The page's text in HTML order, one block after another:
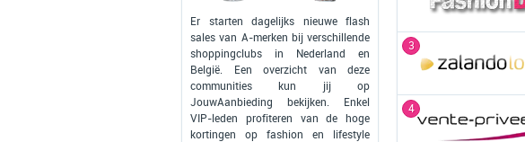
Er starten dagelijks nieuwe flash
sales van A-merken bij verschillende
shoppingclubs in Nederland en
België. Een overzicht van deze
communities kun jij op
JouwAanbieding bekijken. Enkel
VIP-leden profiteren van de hoge
kortingen op fashion en lifestyle
3
4